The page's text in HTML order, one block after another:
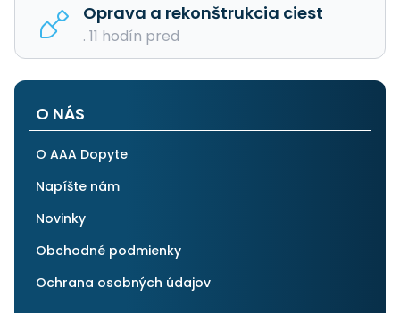
Oprava a rekonštrukcia ciest
. 11 hodín pred
O NÁS
O AAA Dopyte
Napíšte nám
Novinky
Obchodné podmienky
Ochrana osobných údajov